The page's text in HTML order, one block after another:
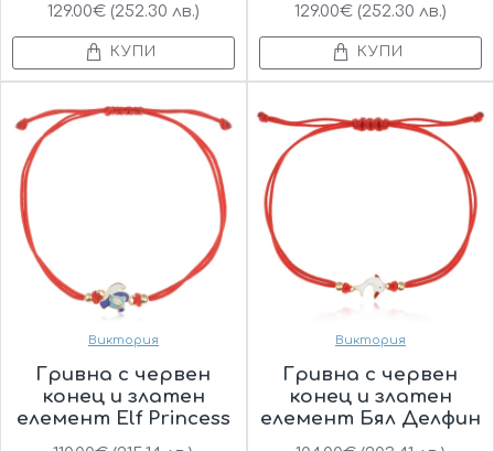
129.00€ (252.30 лв.)
КУПИ
129.00€ (252.30 лв.)
КУПИ
Виктория
Гривна с червен
конец и златен
елемент Elf Princess
Виктория
Гривна с червен
конец и златен
елемент Бял Делфин